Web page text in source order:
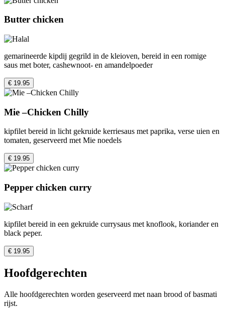
Butter chicken
gemarineerde kipdij gegrild in de kleioven, bereid in een romige
saus met boter, cashewnoot- en amandelpoeder
€ 19.95
Mie –Chicken Chilly
kipfilet bereid in licht gekruide kerriesaus met paprika, verse uien en
tomaten, geserveerd met Mie noedels
€ 19.95
Pepper chicken curry
kipfilet bereid in een gekruide currysaus met knoflook, koriander en
black peper.
€ 19.95
Hoofdgerechten
Alle hoofdgerechten worden geserveerd met naan brood of basmati
rijst.